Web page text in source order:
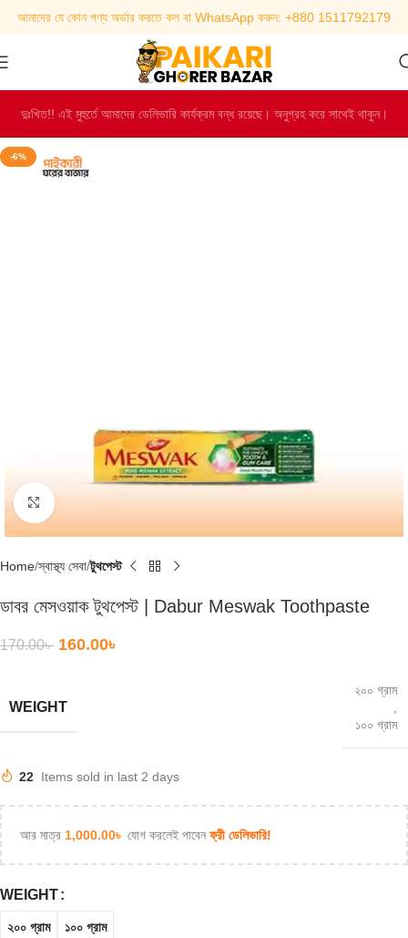
আমাদের যে কোন পণ্য অর্ডার করতে কল বা WhatsApp করুন: +880 1511792179
দুঃখিত!! এই মুহুর্তে আমাদের ডেলিভারি কার্যক্রম বন্ধ রয়েছে। অনুগ্রহ করে সাথেই থাকুন।
-6%
Click to enlarge
Home স্বাস্থ্য সেবা টুথপেস্ট
ডাবর মেসওয়াক টুথপেস্ট | Dabur Meswak Toothpaste
170.00৳ 160.00৳
WEIGHT
২০০ গ্রাম
১০০ গ্রাম
22 Items sold in last 2 days
আর মাত্র 1,000.00৳ যোগ করলেই পাবেনফ্রী ডেলিভারি!
WEIGHT
২০০ গ্রাম ১০০ গ্রাম